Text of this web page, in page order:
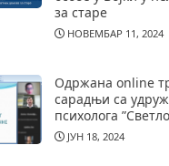
за старе
НОВЕМБАР 11, 2024
Одржана online
сарадњи са
психолога
ЈУН 18, 2024